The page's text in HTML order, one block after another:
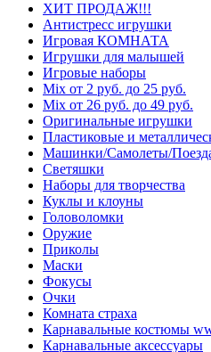
ХИТ ПРОДАЖ!!!
Антистресс игрушки
Игровая КОМНАТА
Игрушки для малышей
Игровые наборы
Mix от 2 руб. до 25 руб.
Mix от 26 руб. до 49 руб.
Оригинальные игрушки
Пластиковые и
Машинки/Самолеты/
Светяшки
Наборы для творчества
Куклы и клоуны
Головоломки
Оружие
Приколы
Маски
Фокусы
Очки
Комната страха
Карнавальные костюмы
Карнавальные аксессуары